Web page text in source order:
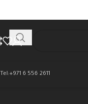
Tel:+971 6 556 2611